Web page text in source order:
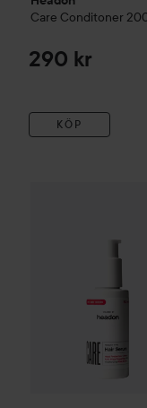
Care Conditoner
290 kr
KÖP